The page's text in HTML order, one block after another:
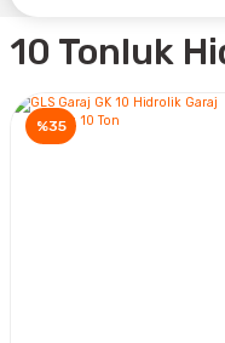
10 Tonluk
%35